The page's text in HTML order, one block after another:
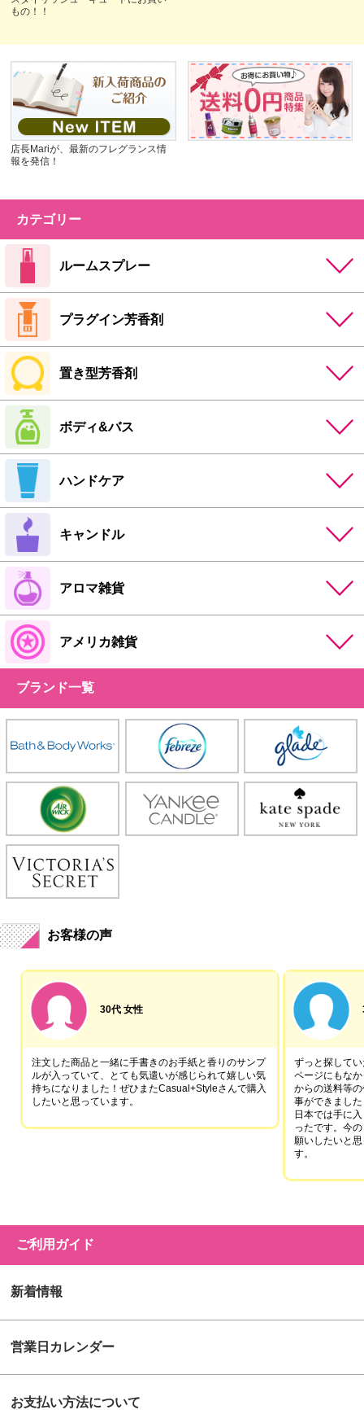
もの！！
店長Mariが、最新のフレグランス情
報を発信！
カテゴリー
ルームスプレー
プラグイン芳香剤
置き型芳香剤
ボディ&バス
ハンドケア
キャンドル
アロマ雑貨
アメリカ雑貨
ブランド一覧
お客様の声
30代 女性
注文した商品と一緒に手書きのお手紙と香りのサンプ
ルが入っていて、とても気遣いが感じられて嬉しい気
持ちになりました！ぜひまたCasual+Styleさんで購入
したいと思っています。
ずっと探して
ページにもな
からの送料等
事ができました
日本では手に
ったです。今
願いしたいと
す。
ご利用ガイド
新着情報
営業日カレンダー
お支払い方法について